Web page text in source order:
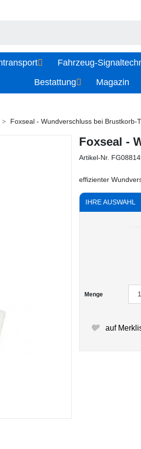
Fahrzeug-
Bestattung
Magazin
Foxseal - Wundverschluss bei Brustkorb-
Foxseal -
Artikel-Nr.
effizienter
IHRE AUSWAHL
Menge
auf